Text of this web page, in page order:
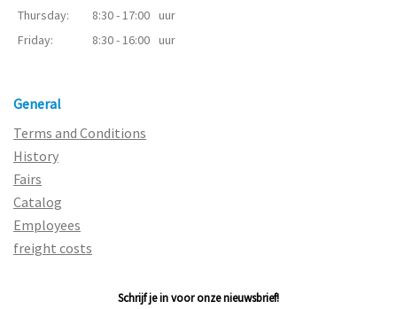
Thursday:
8:30 - 17:00 uur
Friday:
8:30 - 16:00 uur
General
Terms and Conditions
History
Fairs
Catalog
Employees
freight costs
Schrijf je in voor onze nieuwsbrief!